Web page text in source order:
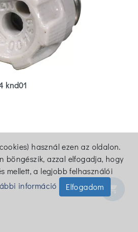
knd01
használ ezen az oldalon.
böngészik, azzal elfogadja, hogy
mellett, a legjobb felhasználói
információ
Elfogadom